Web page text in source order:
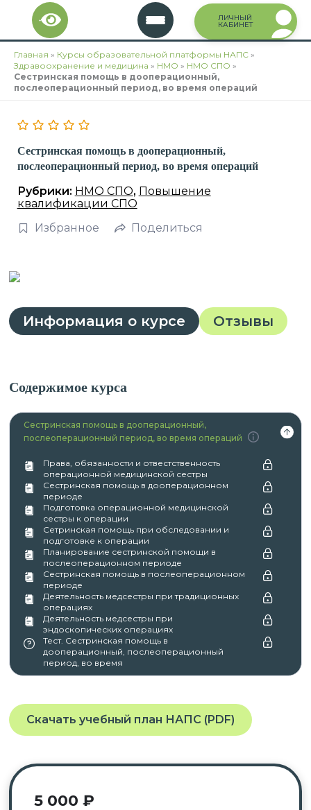
Перейти
содержимому
ЛИЧНЫЙ
КАБИНЕТ
Главная » Курсы образовательной платформы НАПС »
Здравоохранение и медицина » НМО » НМО СПО »
Сестринская помощь в дооперационный,
послеоперационный период, во время операций
Сестринская помощь в дооперационный,
послеоперационный период, во время операций
Рубрики: НМО СПО, Повышение
квалификации СПО
Избранное
Поделиться
Информация о курсе Отзывы
Содержимое курса
Сестринская помощь в дооперационный,
послеоперационный период, во время операций
Права, обязанности и отвестственность
операционной медицинской сестры
Сестринская помощь в дооперационном
периоде
Подготовка операционной медицинской
сестры к операции
Сетринская помощь при обследовании и
подготовке к операции
Планирование сестринской помощи в
послеоперационном периоде
Сестринская помощь в послеоперационном
периоде
Деятельность медсестры при традиционных
операциях
Деятельность медсестры при
эндоскопических операциях
Тест. Сестринская помощь в
дооперационный, послеоперационный
период, во время
Скачать учебный план НАПС (PDF)
5 000 ₽